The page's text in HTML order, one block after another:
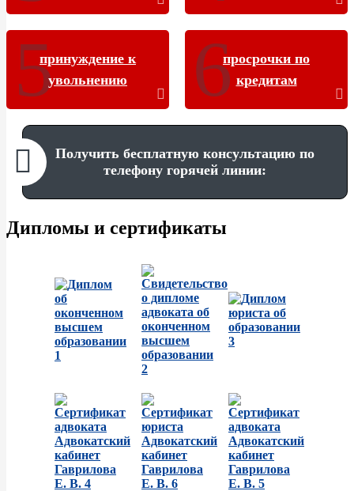
принуждение к
увольнению
просрочки по
кредитам
Получить бесплатную консультацию по
телефону горячей линии:
Дипломы и сертификаты